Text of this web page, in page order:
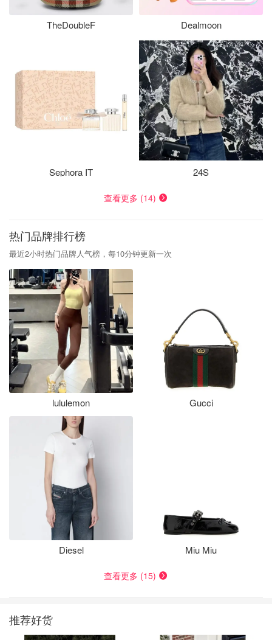
TheDoubleF Dealmoon
Sephora IT 24S
查看更多 (14)
热门品牌排行榜
最近2小时热门品牌人气榜，每10分钟更新一次
lululemon Gucci
Diesel Miu Miu
查看更多 (15)
推荐好货